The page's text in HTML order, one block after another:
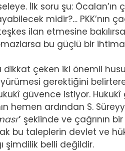
İlk soru şu: Öcalan’ın
midir?… PKK’nın
ilan etmesine
bu güçlü bir
çeken iki önemli
yürümesi gerektiğini
güvence istiyor. Hukukî
hemen ardından S.
’ şeklinde ve çağrının
bu taleplerin devlet ve
şimdilik belli değildir.